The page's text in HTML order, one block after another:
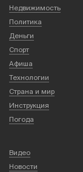
Недвижимость
Политика
Деньги
Спорт
Афиша
Технологии
Страна и мир
Инструкция
Погода
Видео
Новости